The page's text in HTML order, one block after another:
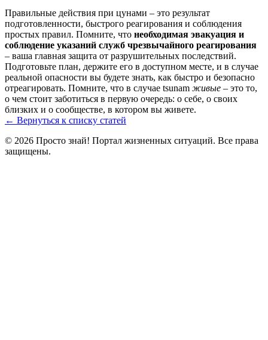
Правильные действия при цунами – это результат
подготовленности, быстрого реагирования и соблюдения
простых правил. Помните, что необходимая эвакуация и
соблюдение указаний служб чрезвычайного реагирования
– ваша главная защита от разрушительных последствий.
Подготовьте план, держите его в доступном месте, и в случае
реальной опасности вы будете знать, как быстро и безопасно
отреагировать. Помните, что в случае tsunam живые – это то,
о чем стоит заботиться в первую очередь: о себе, о своих
близких и о сообществе, в котором вы живете.
← Вернуться к списку статей
© 2026 Просто знай! Портал жизненных ситуаций. Все права
защищены.